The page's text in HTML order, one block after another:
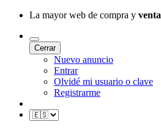
La mayor web de compra y
Cerrar
Nuevo anuncio
Entrar
Olvidé mi usuario o clave
Registrarme